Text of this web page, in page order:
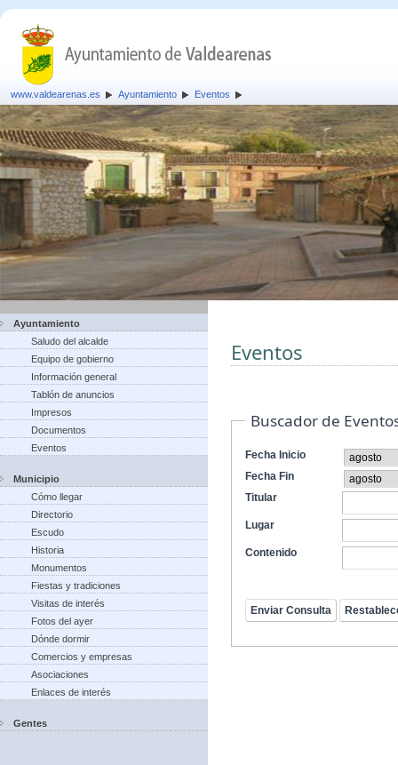
www.valdearenas.es Ayuntamiento Eventos
Ayuntamiento
Saludo del alcalde
Equipo de gobierno
Información general
Tablón de anuncios
Impresos
Documentos
Eventos
Municipio
Cómo llegar
Directorio
Escudo
Historia
Monumentos
Fiestas y tradiciones
Visitas de interés
Fotos del ayer
Dónde dormir
Comercios y empresas
Asociaciones
Enlaces de interés
Gentes
Eventos
Buscador de
Fecha Inicio
Fecha Fin
Titular
Lugar
Contenido